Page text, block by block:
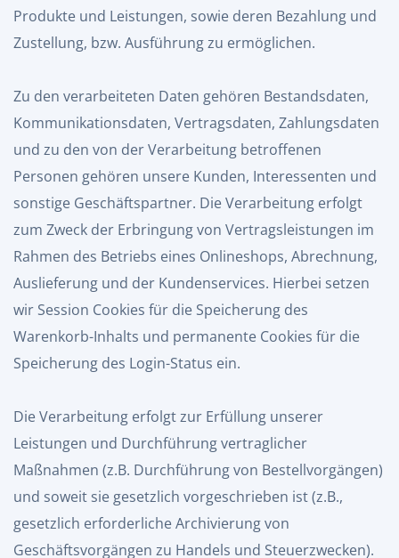
Produkte und Leistungen, sowie deren Bezahlung und
Zustellung, bzw. Ausführung zu ermöglichen.
Zu den verarbeiteten Daten gehören Bestandsdaten,
Kommunikationsdaten, Vertragsdaten, Zahlungsdaten
und zu den von der Verarbeitung betroffenen
Personen gehören unsere Kunden, Interessenten und
sonstige Geschäftspartner. Die Verarbeitung erfolgt
zum Zweck der Erbringung von Vertragsleistungen im
Rahmen des Betriebs eines Onlineshops, Abrechnung,
Auslieferung und der Kundenservices. Hierbei setzen
wir Session Cookies für die Speicherung des
Warenkorb-Inhalts und permanente Cookies für die
Speicherung des Login-Status ein.
Die Verarbeitung erfolgt zur Erfüllung unserer
Leistungen und Durchführung vertraglicher
Maßnahmen (z.B. Durchführung von Bestellvorgängen)
und soweit sie gesetzlich vorgeschrieben ist (z.B.,
gesetzlich erforderliche Archivierung von
Geschäftsvorgängen zu Handels und Steuerzwecken).